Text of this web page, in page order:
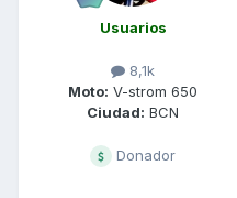
Usuarios
8,1k
Moto: V-strom 650
Ciudad: BCN
Donador